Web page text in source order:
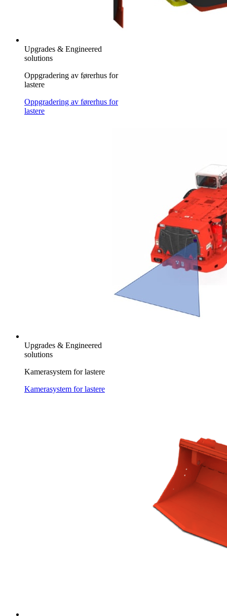
Upgrades & Engineered
solutions
Oppgradering av førerhus for
lastere
Oppgradering av førerhus for
lastere
Upgrades & Engineered
solutions
Kamerasystem for lastere
Kamerasystem for lastere